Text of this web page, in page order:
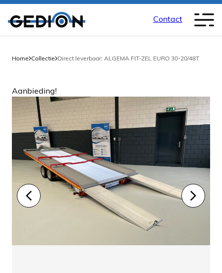
Contact
Home Collectie Direct leverbaar: ALGEMA FIT-ZEL EURO 30-20/48T
Aanbieding!